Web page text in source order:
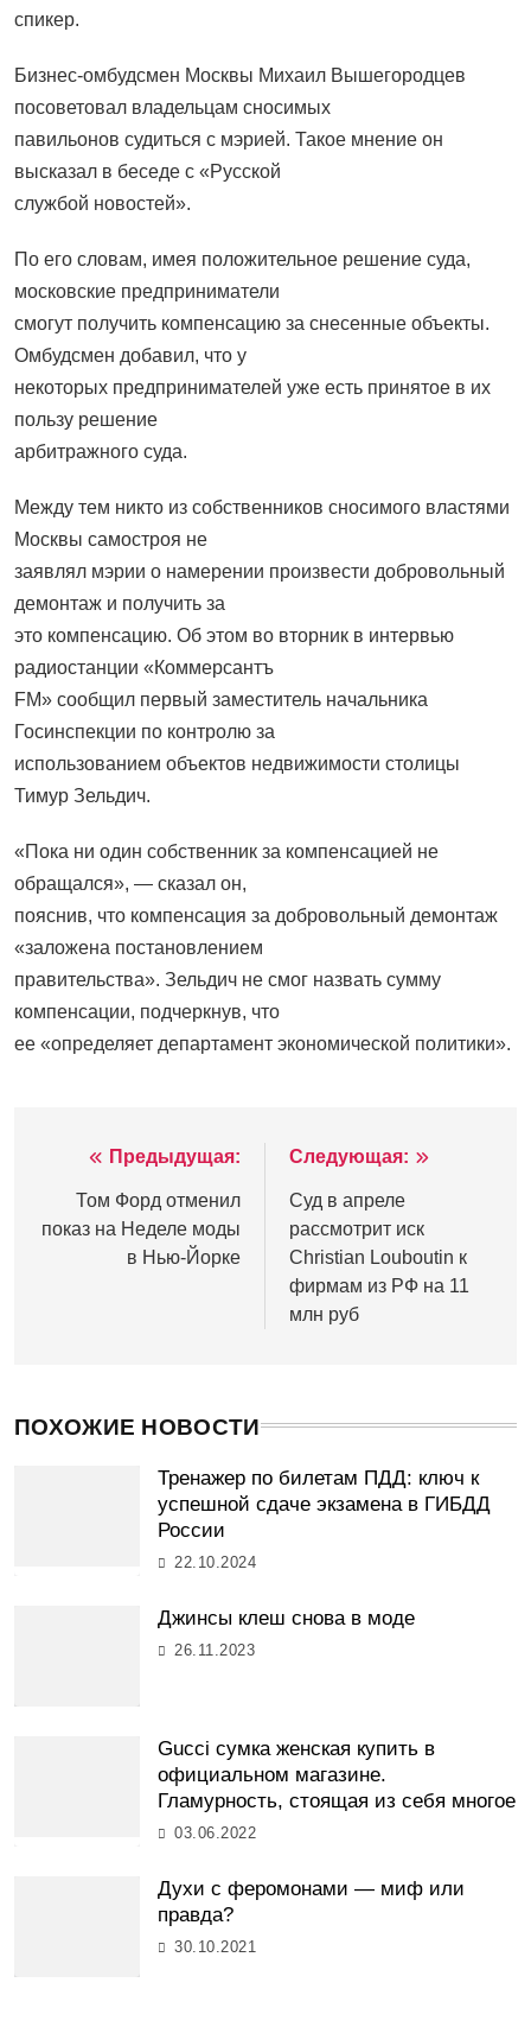
спикер.
Бизнес-омбудсмен Москвы Михаил Вышегородцев
посоветовал владельцам сносимых
павильонов судиться с мэрией. Такое мнение он
высказал в беседе с «Русской
службой новостей».
По его словам, имея положительное решение суда,
московские предприниматели
смогут получить компенсацию за снесенные объекты.
Омбудсмен добавил, что у
некоторых предпринимателей уже есть принятое в их
пользу решение
арбитражного суда.
Между тем никто из собственников сносимого властями
Москвы самостроя не
заявлял мэрии о намерении произвести добровольный
демонтаж и получить за
это компенсацию. Об этом во вторник в интервью
радиостанции «Коммерсантъ
FM» сообщил первый заместитель начальника
Госинспекции по контролю за
использованием объектов недвижимости столицы
Тимур Зельдич.
«Пока ни один собственник за компенсацией не
обращался», — сказал он,
пояснив, что компенсация за добровольный демонтаж
«заложена постановлением
правительства». Зельдич не смог назвать сумму
компенсации, подчеркнув, что
ее «определяет департамент экономической политики».
Навигация
записям
Предыдущая:
Том Форд отменил
показ на Неделе моды
в Нью-Йорке
Следующая:
Суд в апреле
рассмотрит иск
Christian Louboutin к
фирмам из РФ на 11
млн руб
ПОХОЖИЕ НОВОСТИ
Тренажер по билетам ПДД: ключ к
успешной сдаче экзамена в ГИБДД
России
22.10.2024
Джинсы клеш снова в моде
26.11.2023
Gucci сумка женская купить в
официальном магазине.
Гламурность, стоящая из себя многое
03.06.2022
Духи с феромонами — миф или
правда?
30.10.2021